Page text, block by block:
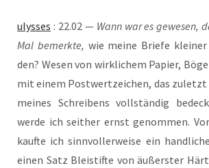
ulys­ses : 22.02 — Wann war es gewe­sen,
Mal bemerk­te, wie mei­ne Brie­fe
den? Wesen von wirk­li­chem Papier,
mit einem Post­wert­zei­chen, das zuletzt
mei­nes Schrei­bens voll­stän­dig
wer­de ich seit­her ernst genom­men.
kauf­te ich sinn­vol­ler­wei­se ein
einen Satz Blei­stif­te von äußers­ter